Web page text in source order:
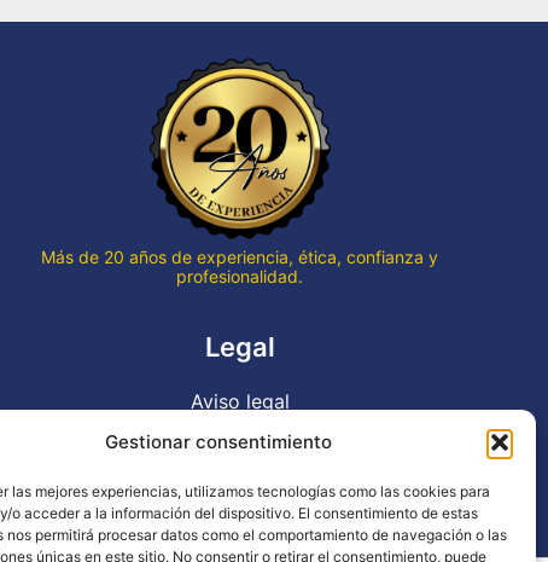
Gestionar consentimiento
las mejores experiencias, utilizamos tecnologías como las cookies para
o acceder a la información del dispositivo. El consentimiento de estas
nos permitirá procesar datos como el comportamiento de navegación o las
únicas en este sitio. No consentir o retirar el consentimiento, puede
que
Más de 20 años de experiencia, ética, confianza y
profesionalidad.
Legal
Aviso legal
Política de privacidad
Política de cookies (UE)